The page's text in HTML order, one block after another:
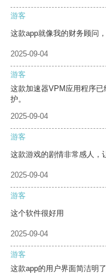
游客
这款app就像我的财务顾问
2025-09-04
游客
这款加速器VPM应用程序
护。
2025-09-04
游客
这款游戏的剧情非常感人，
2025-09-04
游客
这个软件很好用
2025-09-04
游客
这款app的用户界面简洁明